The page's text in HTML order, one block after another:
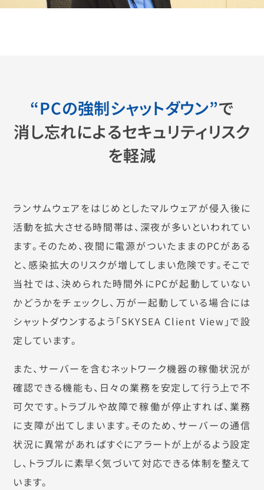
“PCの強制シャットダウン”で
消し忘れによるセキュリティリスク
を軽減
ランサムウェアをはじめとしたマルウェアが侵入後に
活動を拡大させる時間帯は、深夜が多いといわれてい
ます。そのため、夜間に電源がついたままのPCがある
と、感染拡大のリスクが増してしまい危険です。そこで
当社では、決められた時間外にPCが起動していない
かどうかをチェックし、万が一起動している場合には
シャットダウンするよう「SKYSEA Client View」で設
定しています。
また、サーバーを含むネットワーク機器の稼働状況が
確認できる機能も、日々の業務を安定して行う上で不
可欠です。トラブルや故障で稼働が停止すれば、業務
に支障が出てしまいます。そのため、サーバーの通信
状況に異常があればすぐにアラートが上がるよう設定
し、トラブルに素早く気づいて対応できる体制を整えて
います。